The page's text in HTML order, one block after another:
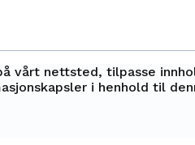
rettet
i
på fire millioner
som
vårt nettsted, tilpasse
i henhold til